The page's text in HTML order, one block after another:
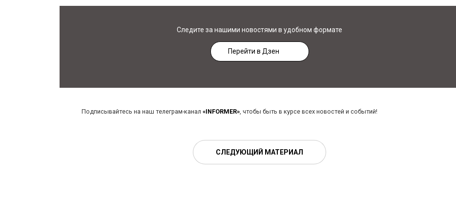
Следите за нашими новостями в удобном формате
Перейти в Дзен
Подписывайтесь на наш телеграм-канал «INFORMER», чтобы быть в курсе всех новостей и событий!
СЛЕДУЮЩИЙ МАТЕРИАЛ